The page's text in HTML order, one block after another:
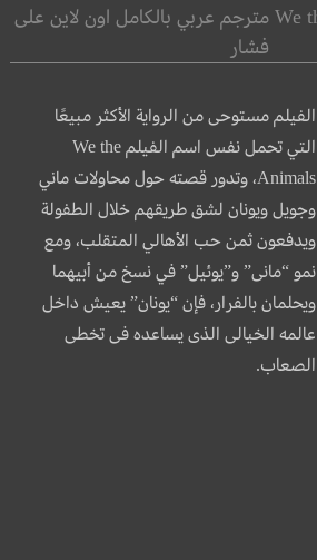
فلم We the Animals 2018 مترجم عربي بالكامل اون لاين على
فشار
الفيلم مستوحى من الرواية الأكثر مبيعًا
التي تحمل نفس اسم الفيلم We the
Animals، وتدور قصته حول محاولات ماني
وجويل ويونان لشق طريقهم خلال الطفولة
ويدفعون ثمن حب الأهالي المتقلب، ومع
نمو “مانى” و”يوئيل” في نسخ من أبيهما
ويحلمان بالفرار، فإن “يونان” يعيش داخل
عالمه الخيالى الذى يساعده فى تخطى
الصعاب.